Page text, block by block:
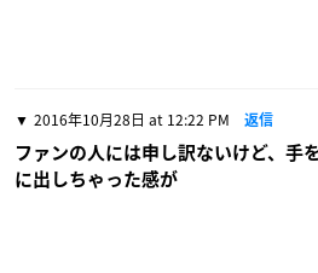
2016年10月28日 at 12:22 PM 返信
ファンの人には申し訳ないけど、手
に出しちゃった感が